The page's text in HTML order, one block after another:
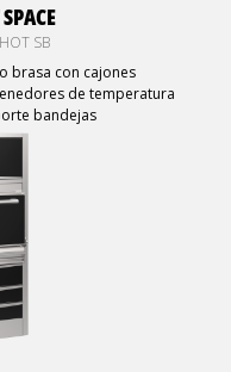
SB
brasa con cajones
de temperatura
bandejas